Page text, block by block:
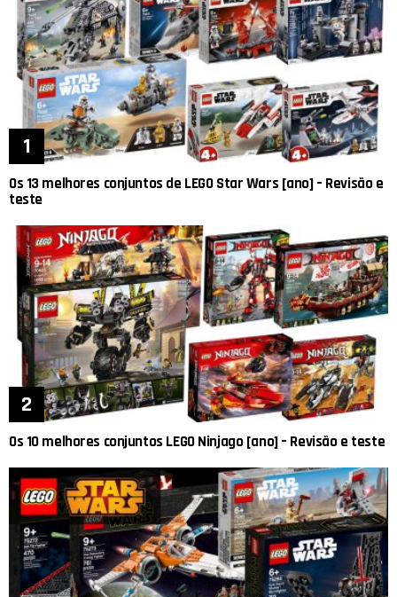
Os 13 melhores conjuntos de LEGO Star Wars [ano] – Revisão e
teste
Os 10 melhores conjuntos LEGO Ninjago [ano] – Revisão e teste